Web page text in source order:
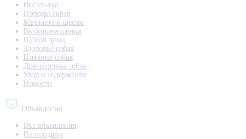
Все статьи
Породы собак
Мечтаете о щенке
Выбираем щенка
Щенок дома
Здоровье собак
Питание собак
Дрессировка собак
Уход и содержание
Новости
Объявления
Все объявления
На продажу